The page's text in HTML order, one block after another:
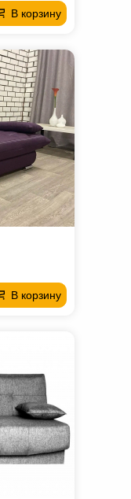
В корзину
В корзину